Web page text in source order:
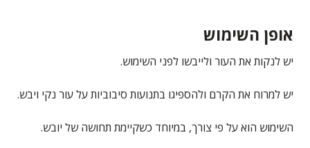
אופן השימוש
יש לנקות את העור ולייבשו לפני השימוש.
יש למרוח את הקרם ולהספיגו בתנועות סיבוביות על עור נקי ויבש.
השימוש הוא על פי צורך, במיוחד כשקיימת תחושה של יובש.